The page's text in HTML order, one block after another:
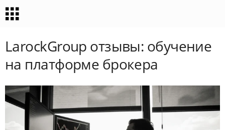
LarockGroup отзывы: обучение
на платформе брокера